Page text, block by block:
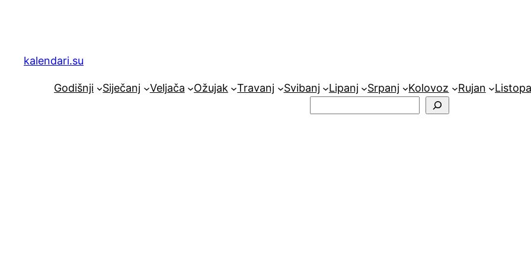
kalendari.su
Godišnji Siječanj Veljača Ožujak Travanj Svibanj Lipanj Srpanj Kolovoz Rujan